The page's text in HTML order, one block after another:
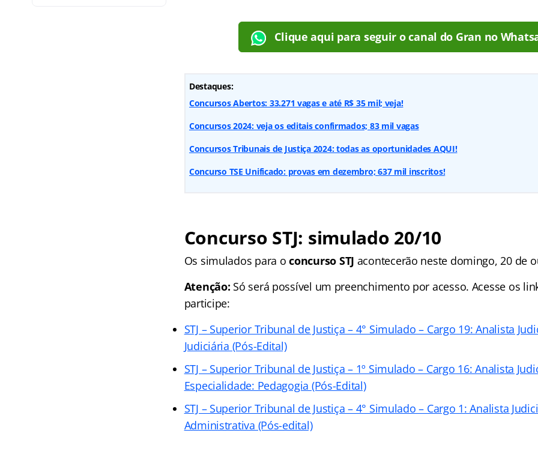
Clique aqui para seguir o canal do Gran no
Destaques:
Concursos Abertos: 33.271 vagas e até R$ 35 mil; veja!
Concursos 2024: veja os editais confirmados; 83 mil vagas
Concursos Tribunais de Justiça 2024: todas as oportunidades AQUI!
Concurso TSE Unificado: provas em dezembro; 637 mil inscritos!
Concurso STJ: simulado 20/10
Os simulados para oconcurso STJ acontecerão neste domingo, 20 de
Atenção: Só será possível um preenchimento por acesso. Acesse os
participe:
STJ – Superior Tribunal de Justiça – 4° Simulado – Cargo 19: Analista
Judiciária (Pós-Edital)
STJ – Superior Tribunal de Justiça – 1º Simulado – Cargo 16: Analista
Especialidade: Pedagogia (Pós-Edital)
STJ – Superior Tribunal de Justiça – 4° Simulado – Cargo 1: Analista
Administrativa (Pós-edital)